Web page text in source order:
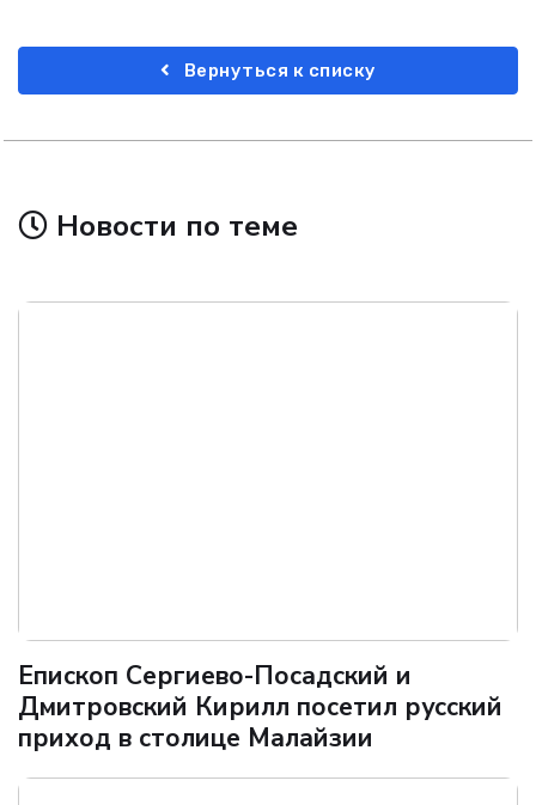
Вернуться к списку
Новости по теме
Епископ Сергиево-Посадский и
Дмитровский Кирилл посетил русский
приход в столице Малайзии